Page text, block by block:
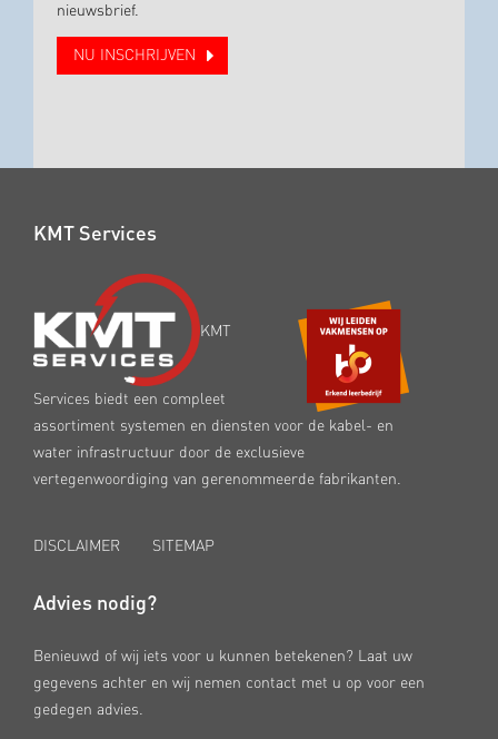
nieuwsbrief.
NU INSCHRIJVEN
KMT Services
KMT
Services biedt een compleet
assortiment systemen en diensten voor de kabel- en
water infrastructuur door de exclusieve
vertegenwoordiging van gerenommeerde fabrikanten.
DISCLAIMER SITEMAP
Advies nodig?
Benieuwd of wij iets voor u kunnen betekenen? Laat uw
gegevens achter en wij nemen contact met u op voor een
gedegen advies.